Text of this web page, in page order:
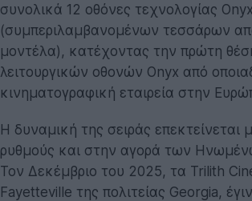
συνολικά 12 οθόνες τεχνολογίας Onyx
(συμπεριλαμβανομένων τεσσάρων
μοντέλα), κατέχοντας την πρώτη
λειτουργικών οθονών Onyx από
κινηματογραφική εταιρεία στην
Η δυναμική της σειράς επεκτείνεται
ρυθμούς και στην αγορά των
Τον Δεκέμβριο του 2025, τα Trilith
Fayetteville της πολιτείας Georgia,